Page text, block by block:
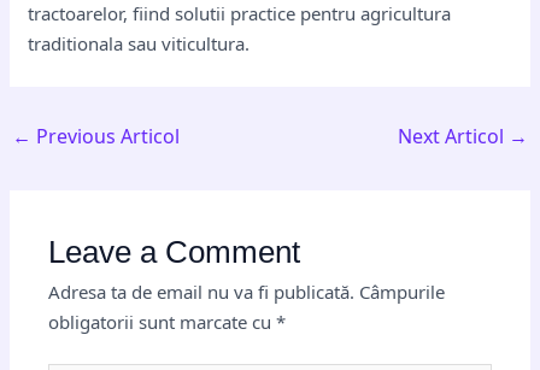
tractoarelor, fiind solutii practice pentru agricultura
traditionala sau viticultura.
← Previous Articol Next Articol →
Leave a Comment
Adresa ta de email nu va fi publicată. Câmpurile
obligatorii sunt marcate cu*